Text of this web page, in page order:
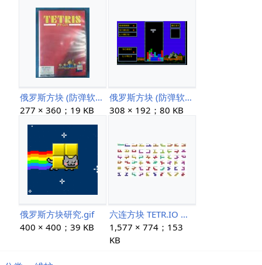
俄罗斯方块 (防弹软件) FM R-50 封面.jpg
277 × 360；19 KB
俄罗斯方块 (防弹软件) PC-88VA 1.png
308 × 192；80 KB
俄罗斯方块研究.gif
400 × 400；39 KB
六连方块 TETR.IO 命名.jpg
1,577 × 774；153
KB